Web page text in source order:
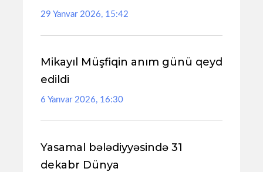
29 Yanvar 2026, 15:42
Mikayıl Müşfiqin anım günü qeyd
edildi
6 Yanvar 2026, 16:30
Yasamal bələdiyyəsində 31
dekabr Dünya